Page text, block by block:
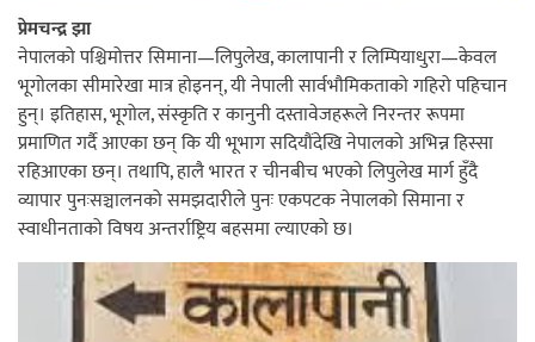
‘आइतबारको अफिस’ को परिचर्चा सम्पन्न
प्रेमचन्द्र झा
नेपालको पश्चिमोत्तर सिमाना—लिपुलेख, कालापानी र लिम्पियाधुरा—केवल
भूगोलका सीमारेखा मात्र होइनन्, यी नेपाली सार्वभौमिकताको गहिरो पहिचान
हुन्। इतिहास, भूगोल, संस्कृति र कानुनी दस्तावेजहरूले निरन्तर रूपमा
प्रमाणित गर्दै आएका छन् कि यी भूभाग सदियौंदेखि नेपालको अभिन्न हिस्सा
रहिआएका छन्। तथापि, हालै भारत र चीनबीच भएको लिपुलेख मार्ग हुँदै
व्यापार पुनःसञ्चालनको समझदारीले पुनः एकपटक नेपालको सिमाना र
स्वाधीनताको विषय अन्तर्राष्ट्रिय बहसमा ल्याएको छ।